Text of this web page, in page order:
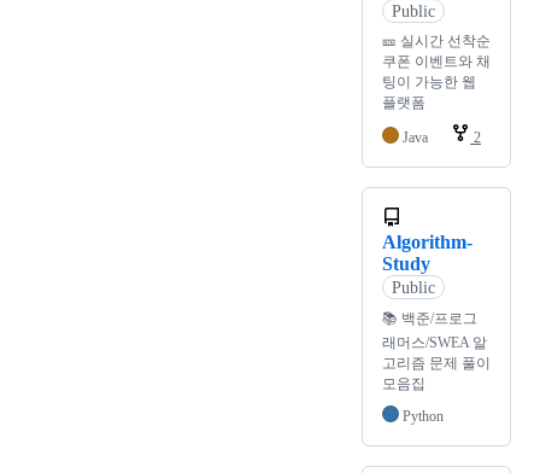
Public
🎫 실시간 선착순
쿠폰 이벤트와 채
팅이 가능한 웹
플랫폼
Java 2
Algorithm-
Study
Public
📚 백준/프로그
래머스/SWEA 알
고리즘 문제 풀이
모음집
Python